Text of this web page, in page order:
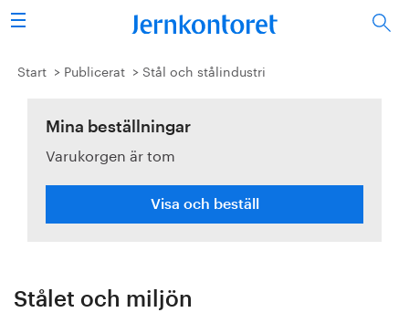
Sök
Stålindustrin
Vision 2050
Forskning/utbildning
Publicerat
Start Publicerat Stål och stålindustri
Mina beställningar
Varukorgen är tom
Visa och beställ
Stålet och miljön